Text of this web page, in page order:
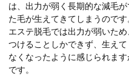
は、出力が弱く長期的な減毛
た毛が生えてきてしまうのです
エステ脱毛では出力が弱いた
つけることしかできず、生え
なくなったように感じられま
です。